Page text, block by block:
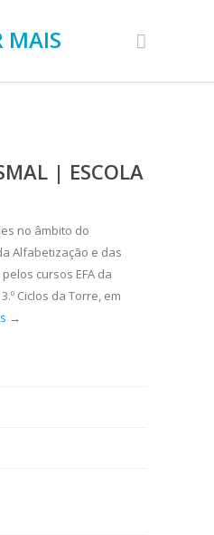
| ESCOLA
no âmbito do
Alfabetização e das
cursos EFA da
Ciclos da Torre, em
→